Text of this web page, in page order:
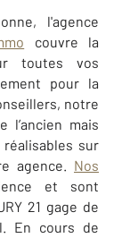
l'agence
couvre la
toutes vos
pour la
notre
l’ancien mais
sur
agence. Nos
et sont
21 gage de
En cours de